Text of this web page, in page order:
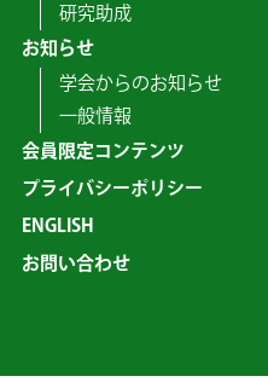
研究助成
お知らせ
学会からのお知らせ
一般情報
会員限定コンテンツ
プライバシーポリシー
ENGLISH
お問い合わせ